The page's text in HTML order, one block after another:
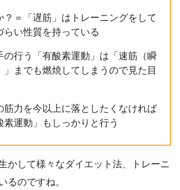
？＝「遅筋」はトレーニングをして
らい性質を持っている
の行う「有酸素運動」は「速筋（瞬
」までも燃焼してしまうので見た目
筋力を今以上に落としたくなければ
素運動」もしっかりと行う
かして様々なダイエット法、トレーニ
るのですね。